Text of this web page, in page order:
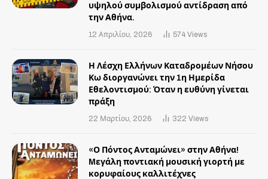
υψηλού συμβολισμού αντίδραση από
την Αθήνα.
12 Απριλίου, 2026 574 Views
Η Λέσχη Ελλήνων Καταδρομέων Νήσου
Κω διοργανώνει την 1η Ημερίδα
Εθελοντισμού: Όταν η ευθύνη γίνεται
πράξη
22 Μαρτίου, 2026 322 Views
«Ο Πόντος Ανταμώνει» στην Αθήνα!
Mεγάλη ποντιακή μουσική γιορτή με
κορυφαίους καλλιτέχνες